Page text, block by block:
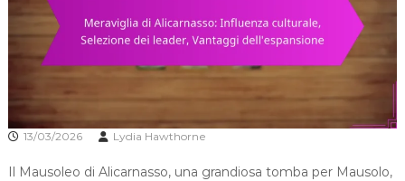
13/03/2026 Lydia Hawthorne
Il Mausoleo di Alicarnasso, una grandiosa tomba per Mausolo,